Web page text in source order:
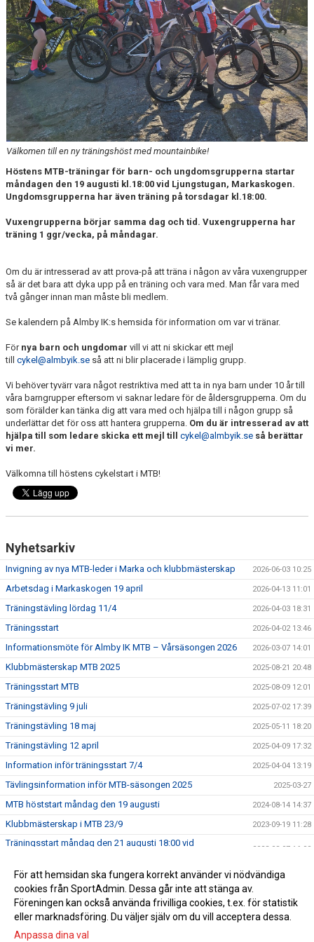
KONTAKT
Välkomen till en ny träningshöst med mountainbike!
Höstens MTB-träningar för barn- och ungdomsgrupperna startar
måndagen den 19 augusti kl.18:00 vid Ljungstugan, Markaskogen.
Ungdomsgrupperna har även träning på torsdagar kl.18:00.
Vuxengrupperna börjar samma dag och tid. Vuxengrupperna har
träning 1 ggr/vecka, på måndagar.
Om du är intresserad av att prova-på att träna i någon av våra vuxengrupper
så är det bara att dyka upp på en träning och vara med. Man får vara med
två gånger innan man måste bli medlem.
Se kalendern på Almby IK:s hemsida för information om var vi tränar.
För nya barn och ungdomar vill vi att ni skickar ett mejl
till cykel@almbyik.se så att ni blir placerade i lämplig grupp.
Vi behöver tyvärr vara något restriktiva med att ta in nya barn under 10 år till
våra barngrupper eftersom vi saknar ledare för de åldersgrupperna. Om du
som förälder kan tänka dig att vara med och hjälpa till i någon grupp så
underlättar det för oss att hantera grupperna. Om du är intresserad av att
hjälpa till som ledare skicka ett mejl till cykel@almbyik.se så berättar
vi mer.
Välkomna till höstens cykelstart i MTB!
Nyhetsarkiv
Invigning av nya MTB-leder i Marka och klubbmästerskap 2026-06-03 10:25
Arbetsdag i Markaskogen 19 april 2026-04-13 11:01
Träningstävling lördag 11/4 2026-04-03 18:31
Träningsstart 2026-04-02 13:46
Informationsmöte för Almby IK MTB – Vårsäsongen 2026 2026-03-07 14:01
Klubbmästerskap MTB 2025 2025-08-21 20:48
Träningsstart MTB 2025-08-09 12:01
Träningstävling 9 juli 2025-07-02 17:39
Träningstävling 18 maj 2025-05-11 18:20
Träningstävling 12 april 2025-04-09 17:32
Information inför träningsstart 7/4 2025-04-04 13:19
Tävlingsinformation inför MTB-säsongen 2025 2025-03-27
MTB höststart måndag den 19 augusti 2024-08-14 14:37
Klubbmästerskap i MTB 23/9 2023-09-19 11:28
Träningsstart måndag den 21 augusti 18:00 vid
2023-08-07 16:00
MTB-träningstävling 4 juni 2023-06-02 09:41
Träningsstart 2023 2023-03-29 17:37
För att hemsidan ska fungera korrekt använder vi nödvändiga
cookies från SportAdmin. Dessa går inte att stänga av.
Föreningen kan också använda frivilliga cookies, t.ex. för statistik
eller marknadsföring. Du väljer själv om du vill acceptera dessa.
Anpassa dina val